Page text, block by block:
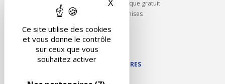
Ce site utilise des cookies
et vous donne le contrôle
sur ceux que vous
souhaitez activer
X Masquer le bandeau des
Rappel contrôle technique gratuit
Partenariats/Remises
Contact
NOS PARTENAIRES
Autodidact